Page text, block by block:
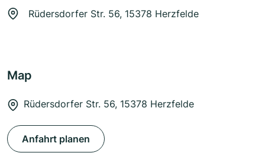
Rüdersdorfer Str. 56, 15378 Herzfelde
Map
Rüdersdorfer Str. 56, 15378 Herzfelde
Anfahrt planen